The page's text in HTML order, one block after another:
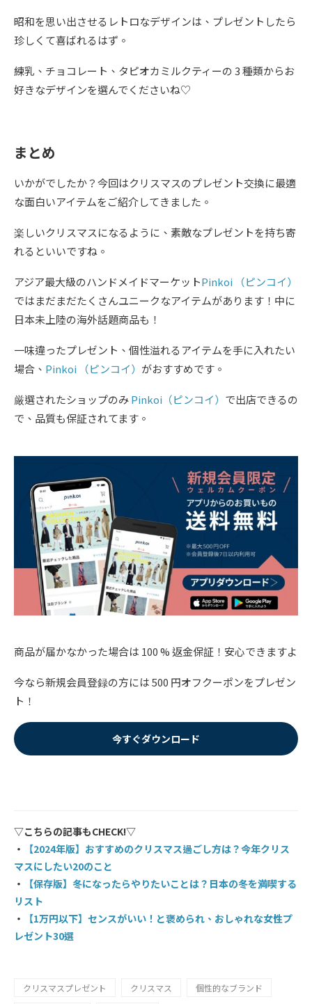
昭和を思い出させるレトロなデザインは、プレゼントしたら
珍しくて喜ばれるはず。
練乳、チョコレート、タピオカミルクティーの 3 種類からお
好きなデザインを選んでくださいね♡
まとめ
いかがでしたか？今回はクリスマスのプレゼント交換に最適
な面白いアイテムをご紹介してきました。
楽しいクリスマスになるように、素敵なプレゼントを持ち寄
れるといいですね。
アジア最大級のハンドメイドマーケットPinkoi （ピンコイ）
ではまだまだたくさんユニークなアイテムがあります！中に
日本未上陸の海外話題商品も！
一味違ったプレゼント、個性溢れるアイテムを手に入れたい
場合、 Pinkoi （ピンコイ） がおすすめです。
厳選されたショップのみPinkoi（ピンコイ） で出店できるの
で、品質も保証されてます。
商品が届かなかった場合は 100 % 返金保証！安心できますよ
今なら新規会員登録の方には 500 円オフクーポンをプレゼン
ト！
今すぐダウンロード
▽こちらの記事もCHECK!▽
・
【2024年版】おすすめのクリスマス過ごし方は？今年クリス
マスにしたい20のこと
・
【保存版】冬になったらやりたいことは？日本の冬を満喫する
リスト
・
【1万円以下】センスがいい！と褒められ、おしゃれな女性プ
レゼント30選
クリスマスプレゼント クリスマス 個性的なブランド